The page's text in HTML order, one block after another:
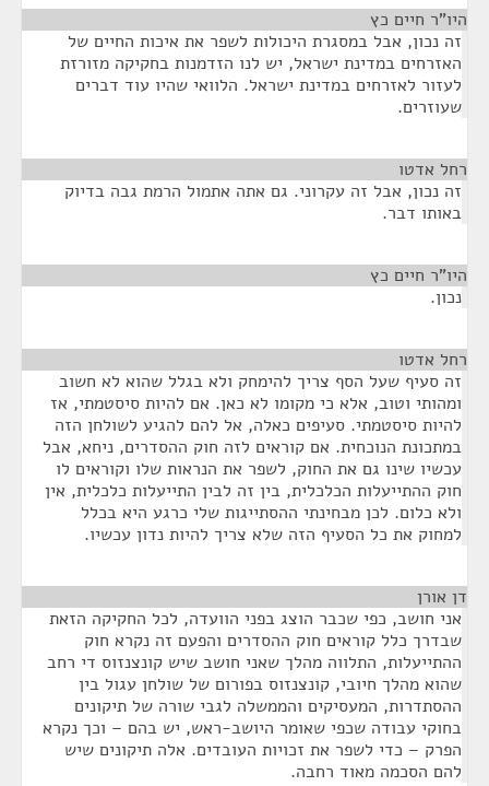
היו"ר חיים כץ
זה נכון, אבל במסגרת היכולות לשפר את איכות החיים של
האזרחים במדינת ישראל, יש לנו הזדמנות בחקיקה מזורזת
לעזור לאזרחים במדינת ישראל. הלוואי שהיו עוד דברים
שעוזרים.
רחל אדטו
זה נכון, אבל זה עקרוני. גם אתה אתמול הרמת גבה בדיוק
באותו דבר.
היו"ר חיים כץ
נכון.
רחל אדטו
זה סעיף שעל הסף צריך להימחק ולא בגלל שהוא לא חשוב
ומהותי וטוב, אלא כי מקומו לא כאן. אם להיות סיסטמתי, אז
להיות סיסטמתי. סעיפים כאלה, אל להם להגיע לשולחן הזה
במתכונת הנוכחית. אם קוראים לזה חוק ההסדרים, ניחא, אבל
עכשיו שינו גם את החוק, לשפר את הנראות שלו וקוראים לו
חוק ההתייעלות הכלכלית, בין זה לבין התייעלות כלכלית, אין
ולא כלום. לכן מבחינתי ההסתייגות שלי כרגע היא בכלל
למחוק את כל הסעיף הזה שלא צריך להיות נדון עכשיו.
דן אורן
אני חושב, כפי שכבר הוצג בפני הוועדה, לכל החקיקה הזאת
שבדרך כלל קוראים חוק ההסדרים והפעם זה נקרא חוק
ההתייעלות, התלווה מהלך שאני חושב שיש קונצנזוס די רחב
שהוא מהלך חיובי, קונצנזוס בפורום של שולחן עגול בין
ההסתדרות, המעסיקים והממשלה לגבי שורה של תיקונים
בחוקי עבודה שכפי שאומר היושב-ראש, יש בהם – וכך נקרא
הפרק – כדי לשפר את זכויות העובדים. אלה תיקונים שיש
להם הסכמה מאוד רחבה.